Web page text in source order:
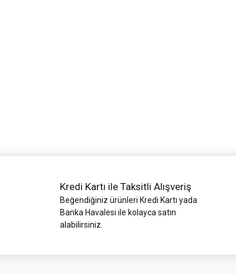
Kredi Kartı ile Taksitli Alışveriş
Beğendiğiniz ürünleri Kredi Kartı yada
Banka Havalesi ile kolayca satın
alabilirsiniz.